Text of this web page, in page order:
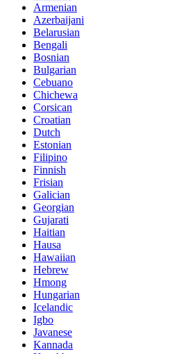
Armenian
Azerbaijani
Belarusian
Bengali
Bosnian
Bulgarian
Cebuano
Chichewa
Corsican
Croatian
Dutch
Estonian
Filipino
Finnish
Frisian
Galician
Georgian
Gujarati
Haitian
Hausa
Hawaiian
Hebrew
Hmong
Hungarian
Icelandic
Igbo
Javanese
Kannada